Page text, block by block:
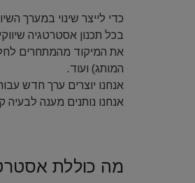
כדי לייצר שינוי במערך
בכל תכנון אסטרטגיה
את המיקוד מהמתחרים
המותג) ועוד.
אנחנו יוצרים ערך חדש
אנחנו נותנים מענה
מה כוללת